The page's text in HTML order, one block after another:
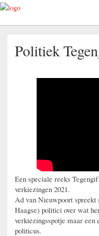
Politiek
Een speciale reeks
verkiezingen 2021.
Ad van Nieuwpoort
Haagse) politici over wat
verkiezingsspotje maar
politicus.